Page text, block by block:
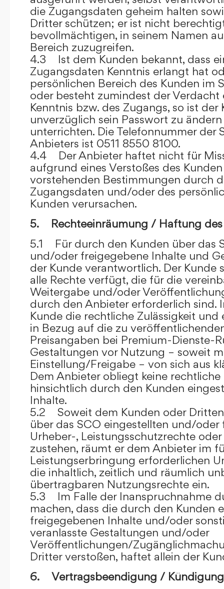
die Zugangsdaten geheim halten
Dritter schützen; er ist nicht
bevollmächtigen, in seinem Namen
Bereich zuzugreifen.
4.3 Ist dem Kunden bekannt, dass
Zugangsdaten Kenntnis erlangt hat
persönlichen Bereich des Kunden im
oder besteht zumindest der Verdacht
Kenntnis bzw. des Zugangs, so ist
unverzüglich sein Passwort zu
unterrichten. Die Telefonnummer der
Anbieters ist 0511 8550 8100.
4.4 Der Anbieter haftet nicht für
aufgrund eines Verstoßes des
vorstehenden Bestimmungen durch
Zugangsdaten und/oder des
Kunden verursachen.
5. Rechteeinräumung / Haftung des
5.1 Für durch den Kunden über das
und/oder freigegebene Inhalte und
der Kunde verantwortlich. Der Kunde
alle Rechte verfügt, die für die
Weitergabe und/oder
durch den Anbieter erforderlich sind.
Kunde die rechtliche Zulässigkeit
in Bezug auf die zu
Preisangaben bei Premium-Dienste-
Gestaltungen vor Nutzung – soweit
Einstellung/Freigabe – von sich aus
Dem Anbieter obliegt keine
hinsichtlich durch den Kunden
Inhalte.
5.2 Soweit dem Kunden oder
über das SCO eingestellten und/
Urheber-, Leistungsschutzrechte
zustehen, räumt er dem Anbieter im
Leistungserbringung erforderlichen
die inhaltlich, zeitlich und räumlich
übertragbaren Nutzungsrechte ein.
5.3 Im Falle der Inanspruchnahme
machen, dass die durch den Kunden
freigegebenen Inhalte und/oder
veranlasste Gestaltungen und/oder
Veröffentlichungen/
Dritter verstoßen, haftet allein der
6. Vertragsbeendigung / Kündigung